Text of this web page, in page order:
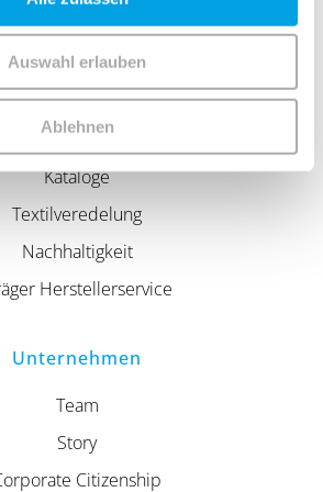
Auswahl erlauben
Ablehnen
Sortiment und unsere persönliche
nur Gewerbekunden offen – auch
sind bei uns herzlich willkommen.
Service
Kataloge
Textilveredelung
Nachhaltigkeit
Herstellerservice
Unternehmen
Team
Story
Citizenship